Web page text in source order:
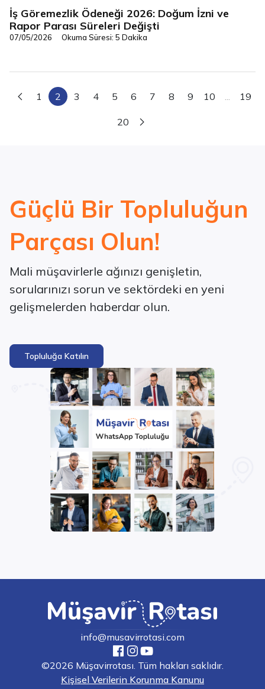
Vergi/Mevzuat
İş Göremezlik Ödeneği 2026: Doğum İzni ve
Rapor Parası Süreleri Değişti
07/05/2026 Okuma Süresi: 5 Dakika
1 2 3 4 5 6 7 8 9 10 ... 19
20
Güçlü Bir Topluluğun
Parçası Olun!
Mali müşavirlerle ağınızı genişletin,
sorularınızı sorun ve sektördeki en yeni
gelişmelerden haberdar olun.
Topluluğa Katılın
info@musavirrotasi.com
©2026 Müşavirrotası. Tüm hakları saklıdır.
Kişisel Verilerin Korunma Kanunu